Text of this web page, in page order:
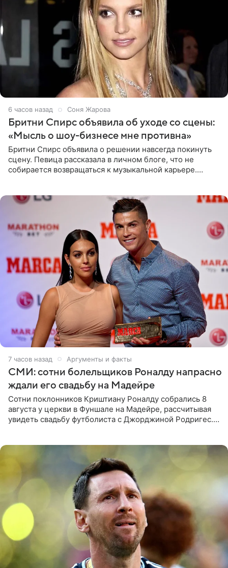
6 часов назад Соня Жарова
Бритни Спирс объявила об уходе со сцены:
«Мысль о шоу-бизнесе мне противна»
Бритни Спирс объявила о решении навсегда покинуть
сцену. Певица рассказала в личном блоге, что не
собирается возвращаться к музыкальной карьере.
7 часов назад Аргументы и факты
СМИ: сотни болельщиков Роналду напрасно
ждали его свадьбу на Мадейре
Сотни поклонников Криштиану Роналду собрались 8
августа у церкви в Фуншале на Мадейре, рассчитывая
увидеть свадьбу футболиста с Джорджиной Родригес.